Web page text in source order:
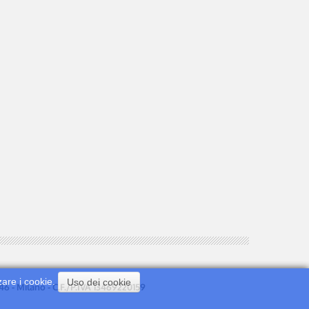
i cookie. Uso dei cookie
- Milano - C.F./P.IVA 13469220159